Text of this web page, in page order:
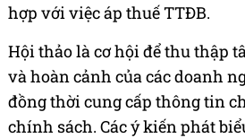
hợp với việc áp thuế TTĐB.
Hội thảo là cơ hội để thu thập
và hoàn cảnh của các doanh
đồng thời cung cấp thông tin
chính sách. Các ý kiến phát